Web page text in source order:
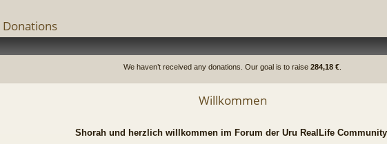
Donations
We haven’t received any donations. Our goal is to raise 284,18 €
Willkommen
Shorah und herzlich willkommen im Forum der Uru RealLife